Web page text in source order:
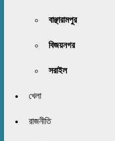
বাঞ্ছারামপুর
বিজয়নগর
সরাইল
খেলা
রাজনীতি